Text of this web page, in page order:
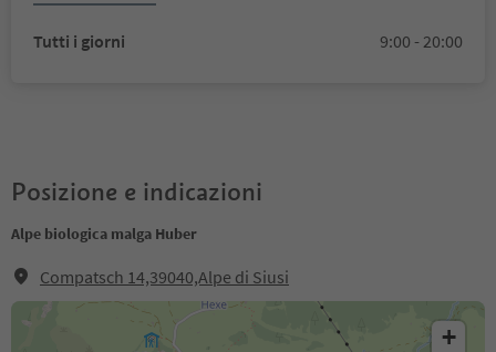
Tutti i giorni 9:00 - 20:00
Posizione e indicazioni
Alpe biologica malga Huber
Compatsch 14,39040,Alpe di Siusi
+